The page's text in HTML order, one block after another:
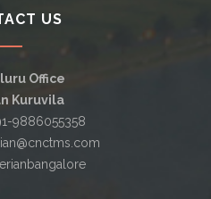
US
Office
Kuruvila
9886055358